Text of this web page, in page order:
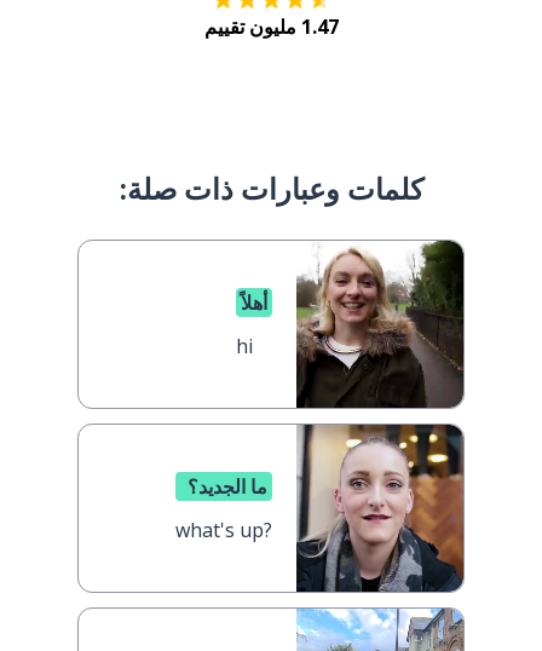
1.47 مليون تقييم
كلمات وعبارات ذات صلة:
أهلاً
hi
ما الجديد؟
what's up?